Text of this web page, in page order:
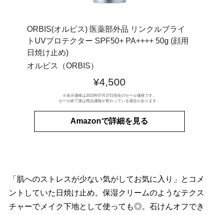
ORBIS(オルビス) 医薬部外品 リンクルブライ
トUVプロテクター SPF50+ PA++++ 50g (顔用
日焼け止め)
オルビス（ORBIS）
¥4,500
※表示価格は2023年07月27日現在のセール価格です。
セール終了後は商品価格が変わっている場合があります。
Amazonで詳細を見る
「肌へのストレスが少ない気がしてお気に入り」とコメ
ントしていた日焼け止め。保湿クリームのようなテクス
チャーでメイク下地として使っても◎。石けんオフでき